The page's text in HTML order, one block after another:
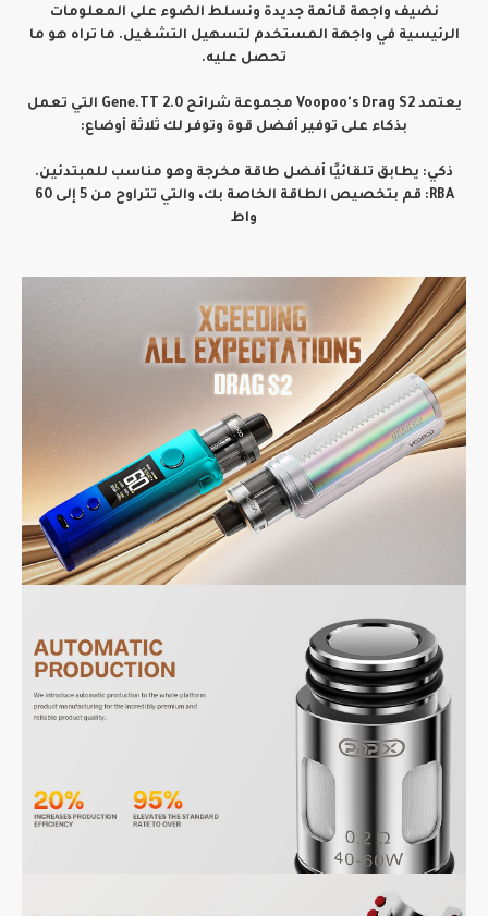
نضيف واجهة قائمة جديدة ونسلط الضوء على المعلومات
الرئيسية في واجهة المستخدم لتسهيل التشغيل. ما تراه هو ما
تحصل عليه.
يعتمد Voopoo's Drag S2 مجموعة شرائح Gene.TT 2.0 التي تعمل
بذكاء على توفير أفضل قوة وتوفر لك ثلاثة أوضاع:
ذكي: يطابق تلقائيًا أفضل طاقة مخرجة وهو مناسب للمبتدئين.
RBA: قم بتخصيص الطاقة الخاصة بك، والتي تتراوح من 5 إلى 60
واط